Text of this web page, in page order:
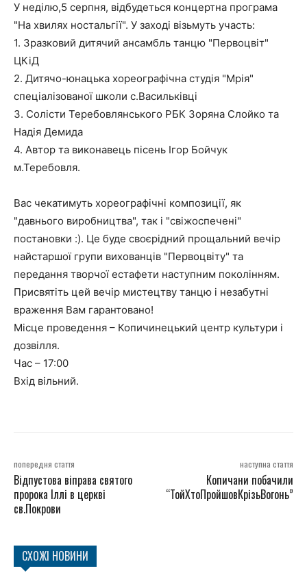
У неділю,5 серпня, відбудеться концертна програма
"На хвилях ностальгії". У заході візьмуть участь:
1. Зразковий дитячий ансамбль танцю "Первоцвіт"
ЦКіД
2. Дитячо-юнацька хореографічна студія "Мрія"
спеціалізованої школи с.Васильківці
3. Солісти Теребовлянського РБК Зоряна Слойко та
Надія Демида
4. Автор та виконавець пісень Ігор Бойчук
м.Теребовля.
Вас чекатимуть хореографічні композиції, як
"давнього виробництва", так і "свіжоспечені"
постановки :). Це буде своєрідний прощальний вечір
найстаршої групи вихованців "Первоцвіту" та
передання творчої естафети наступним поколінням.
Присвятіть цей вечір мистецтву танцю і незабутні
враження Вам гарантовано!
Місце проведення – Копичинецький центр культури і
дозвілля.
Час – 17:00
Вхід вільний.
попередня стаття
Відпустова віправа святого
пророка Іллі в церкві
св.Покрови
наступна стаття
Копичани побачили
“ТойХтоПройшовКрізьВогонь”
СХОЖІ НОВИНИ